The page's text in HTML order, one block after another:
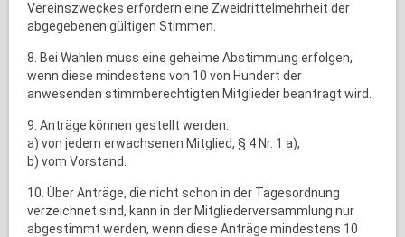
Vereinszweckes erfordern eine Zweidrittelmehrheit der
abgegebenen gültigen Stimmen.
8. Bei Wahlen muss eine geheime Abstimmung erfolgen,
wenn diese mindestens von 10 von Hundert der
anwesenden stimmberechtigten Mitglieder beantragt wird.
9. Anträge können gestellt werden:
a) von jedem erwachsenen Mitglied, § 4 Nr. 1 a),
b) vom Vorstand.
10. Über Anträge, die nicht schon in der Tagesordnung
verzeichnet sind, kann in der Mitgliederversammlung nur
abgestimmt werden, wenn diese Anträge mindestens 10